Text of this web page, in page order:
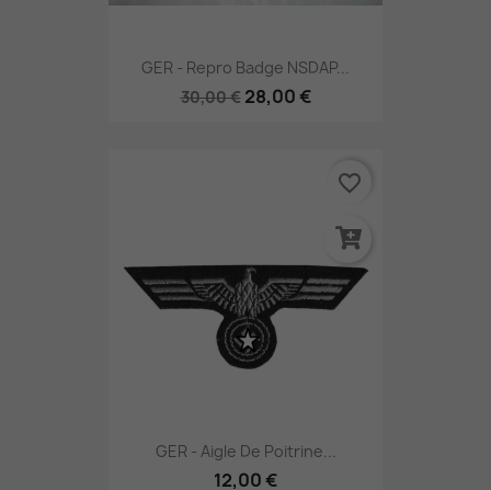
GER - Repro Badge NSDAP...
30,00 € 28,00 €
GER - Aigle De Poitrine...
12,00 €
favorite_border